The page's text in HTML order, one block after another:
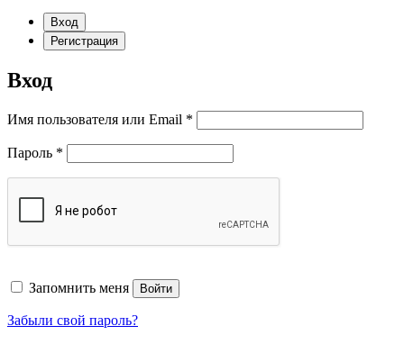
Вход
Регистрация
Вход
Имя пользователя или Email *
Пароль *
Запомнить меня Войти
Забыли свой пароль?